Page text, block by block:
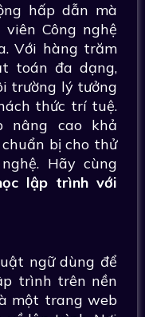
hấp dẫn mà
Công nghệ
Với hàng trăm
toán đa dạng,
trường lý tưởng
thức trí tuệ.
nâng cao khả
bị cho thử
Hãy cùng
lập trình với
ngữ dùng để
trình trên nền
một trang web